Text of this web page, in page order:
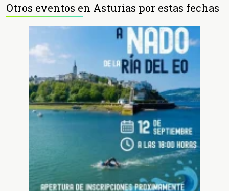
Otros eventos en Asturias por estas fechas